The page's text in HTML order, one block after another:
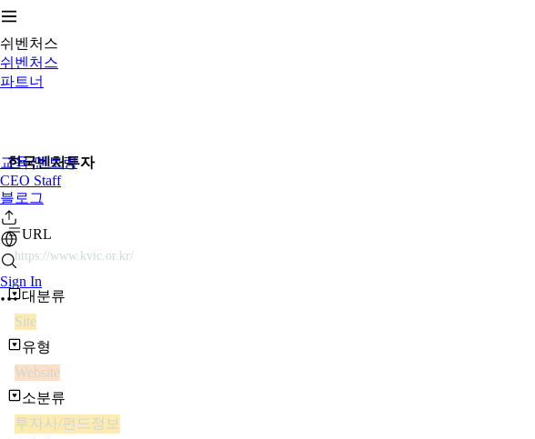
쉬벤처스
쉬벤처스
파트너
교육·멘토링
CEO Staff
블로그
Sign In
한국벤처투자
URL
https://www.kvic.or.kr/
대분류
Site
유형
Website
소분류
투자사/펀드정보